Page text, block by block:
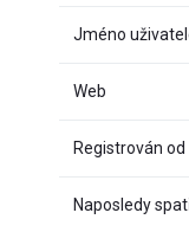
Jméno
Web
Registrován od
Naposledy